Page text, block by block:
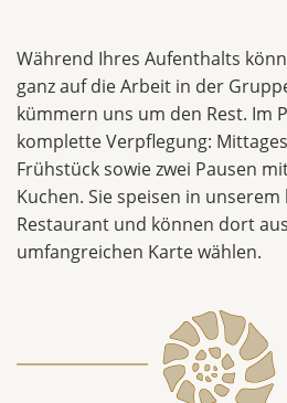
Während Ihres Aufenthalts
ganz auf die Arbeit in der
kümmern uns um den Rest. Im
komplette Verpflegung:
Frühstück sowie zwei Pausen
Kuchen. Sie speisen in
Restaurant und können dort
umfangreichen Karte wählen.